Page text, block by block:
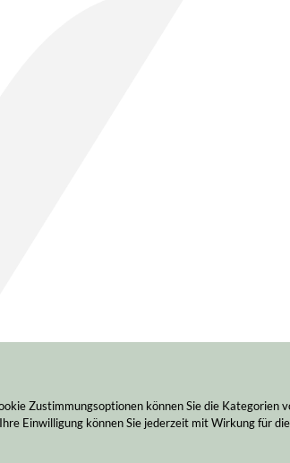
Zustimmungsoptionen können Sie die Kategorien
Einwilligung können Sie jederzeit mit Wirkung für